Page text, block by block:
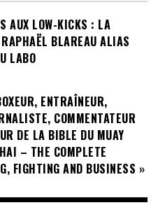
AUX LOW-KICKS : LA
BLAREAU ALIAS
LABO
ENTRAÎNEUR,
COMMENTATEUR
DE LA BIBLE DU MUAY
– THE COMPLETE
FIGHTING AND BUSINESS »